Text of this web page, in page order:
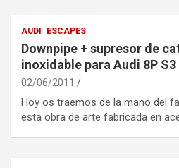
AUDI ESCAPES
Downpipe + supresor de
inoxidable para Audi 8P
02/06/2011
Hoy os traemos de la mano del
esta obra de arte fabricada en